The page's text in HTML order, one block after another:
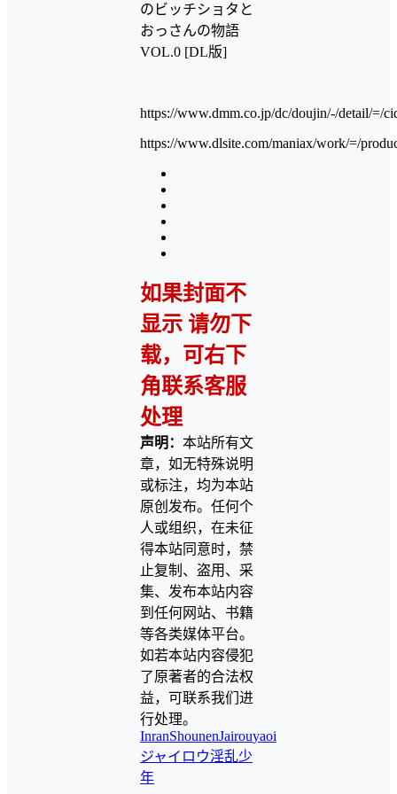
のビッチショタと
おっさんの物語
VOL.0 [DL版]
https://www.dmm.co.jp/dc/doujin/-/detail/=/
https://www.dlsite.com/maniax/work/=/
如果封面不
显示 请勿下
载，可右下
角联系客服
处理
声明： 本站所有文
章，如无特殊说明
或标注，均为本站
原创发布。任何个
人或组织，在未征
得本站同意时，禁
止复制、盗用、采
集、发布本站内容
到任何网站、书籍
等各类媒体平台。
如若本站内容侵犯
了原著者的合法权
益，可联系我们进
行处理。
InranShounenJairouyaoi
ジャイロウ淫乱少
年